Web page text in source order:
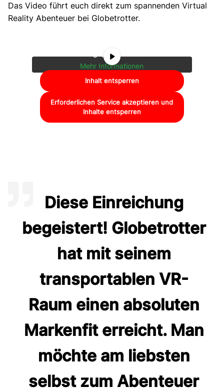
Das Video führt euch direkt zum spannenden Virtual
Reality Abenteuer bei Globetrotter.
Sie sehen gerade einen Platzhalterinhalt
vonYouTube. Um auf den eigentlichen
weitergegeben werden.
Mehr Informationen
Inhalt entsperren
Erforderlichen Service akzeptieren und
Inhalte entsperren
Diese Einreichung
begeistert! Globetrotter
hat mit seinem
transportablen VR-
Raum einen absoluten
Markenfit erreicht. Man
möchte am liebsten
selbst zum Abenteuer